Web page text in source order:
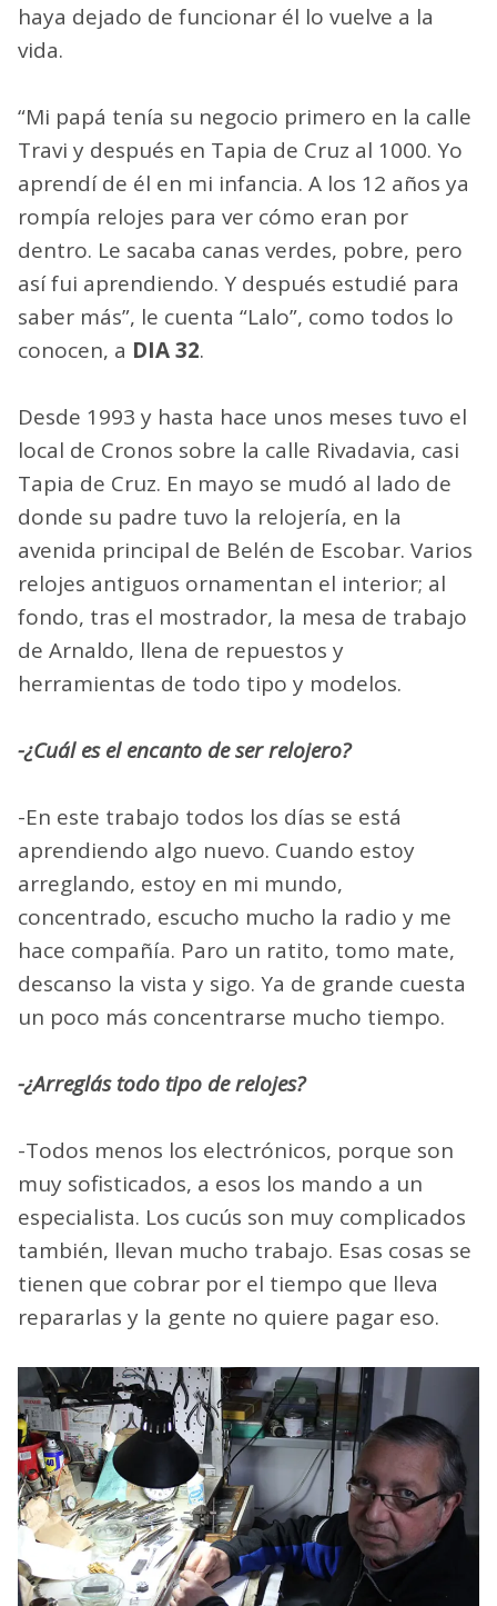
haya dejado de funcionar él lo vuelve a la
vida.
“Mi papá tenía su negocio primero en la calle
Travi y después en Tapia de Cruz al 1000. Yo
aprendí de él en mi infancia. A los 12 años ya
rompía relojes para ver cómo eran por
dentro. Le sacaba canas verdes, pobre, pero
así fui aprendiendo. Y después estudié para
saber más”, le cuenta “Lalo”, como todos lo
conocen, a DIA 32.
Desde 1993 y hasta hace unos meses tuvo el
local de Cronos sobre la calle Rivadavia, casi
Tapia de Cruz. En mayo se mudó al lado de
donde su padre tuvo la relojería, en la
avenida principal de Belén de Escobar. Varios
relojes antiguos ornamentan el interior; al
fondo, tras el mostrador, la mesa de trabajo
de Arnaldo, llena de repuestos y
herramientas de todo tipo y modelos.
-¿Cuál es el encanto de ser relojero?
-En este trabajo todos los días se está
aprendiendo algo nuevo. Cuando estoy
arreglando, estoy en mi mundo,
concentrado, escucho mucho la radio y me
hace compañía. Paro un ratito, tomo mate,
descanso la vista y sigo. Ya de grande cuesta
un poco más concentrarse mucho tiempo.
-¿Arreglás todo tipo de relojes?
-Todos menos los electrónicos, porque son
muy sofisticados, a esos los mando a un
especialista. Los cucús son muy complicados
también, llevan mucho trabajo. Esas cosas se
tienen que cobrar por el tiempo que lleva
repararlas y la gente no quiere pagar eso.